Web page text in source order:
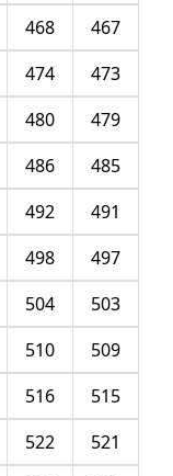
467
468
473
474
479
480
485
486
491
492
497
498
503
504
509
510
515
516
521
522